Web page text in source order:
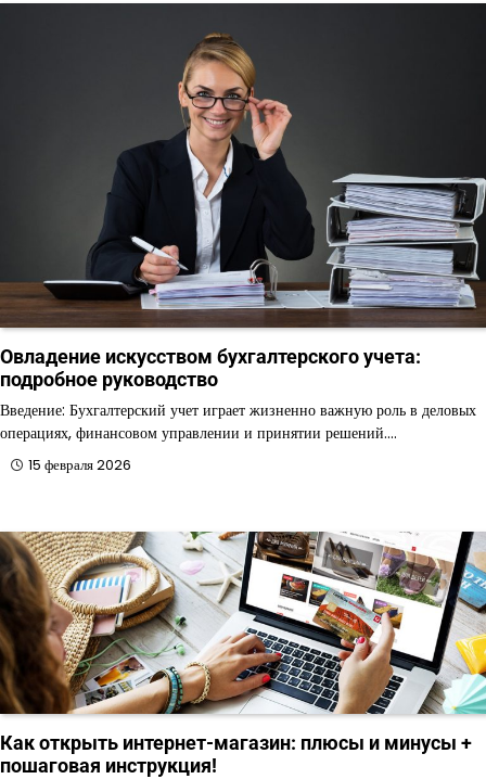
Овладение искусством бухгалтерского учета:
подробное руководство
Введение: Бухгалтерский учет играет жизненно важную роль в деловых
операциях, финансовом управлении и принятии решений.…
15 февраля 2026
Как открыть интернет-магазин: плюсы и минусы +
пошаговая инструкция!